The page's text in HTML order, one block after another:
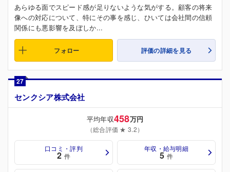
あらゆる面でスピード感が足りないような気がする。顧客の将来
像への対応について、特にその事を感じ、ひいては会社間の信頼
関係にも悪影響を及ぼしか...
フォロー 評価の詳細を見る
27
センクシア株式会社
平均年収458万円
（総合評価 ★ 3.2）
口コミ・評判
2 件
年収・給与明細
5 件